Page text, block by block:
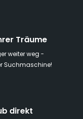
Träume
weiter weg -
Suchmaschine!
direkt